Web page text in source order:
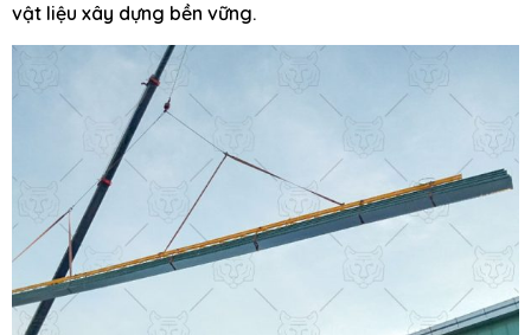
vật liệu xây dựng bền vững.